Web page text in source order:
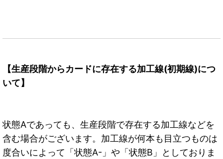
【生産段階からカードに存在する加工線(初期線)につ
いて】
状態Aであっても、生産段階で存在する加工線などを
含む場合がございます。加工線が何本も目立つものは
度合いによって「状態A-」や「状態B」としておりま